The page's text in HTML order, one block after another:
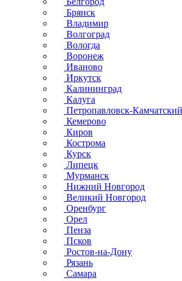
Брянск
Владимир
Волгоград
Вологда
Воронеж
Иваново
Иркутск
Калининград
Калуга
Петропавловск-Камчатский
Кемерово
Киров
Кострома
Курск
Липецк
Мурманск
Нижний Новгород
Великий Новгород
Оренбург
Орел
Пенза
Псков
Ростов-на-Дону
Рязань
Самара